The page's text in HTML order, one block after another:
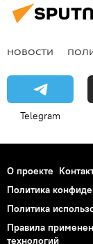
НОВОСТИ
Telegram
О проекте
Политика
Политика
Правила
технологий